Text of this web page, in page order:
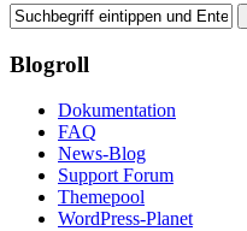
Blogroll
Dokumentation
FAQ
News-Blog
Support Forum
Themepool
WordPress-Planet